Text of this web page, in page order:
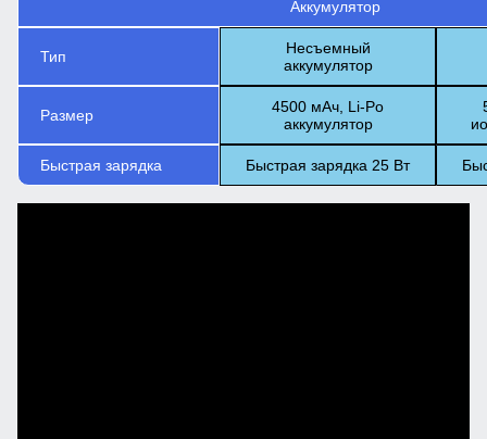
Аккумулятор
Тип
Несъемный
аккумулятор
Размер
4500 мАч, Li-Po
аккумулятор
Быстрая зарядка Быстрая зарядка 25 Вт